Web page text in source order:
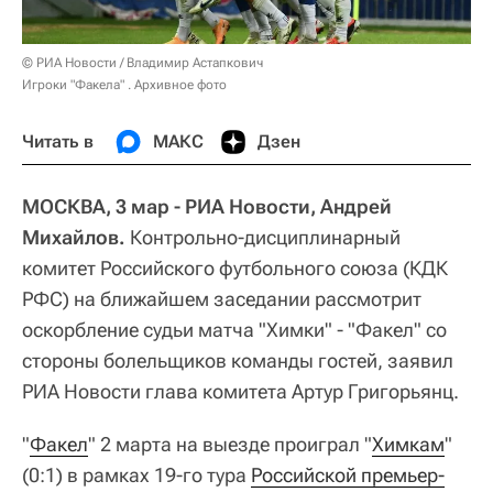
© РИА Новости / Владимир Астапкович
Игроки "Факела" . Архивное фото
Читать в МАКС Дзен
МОСКВА, 3 мар - РИА Новости, Андрей
Михайлов. Контрольно-дисциплинарный
комитет Российского футбольного союза (КДК
РФС) на ближайшем заседании рассмотрит
оскорбление судьи матча "Химки" - "Факел" со
стороны болельщиков команды гостей, заявил
РИА Новости глава комитета Артур Григорьянц.
"Факел" 2 марта на выезде проиграл "Химкам"
(0:1) в рамках 19-го тура Российской премьер-